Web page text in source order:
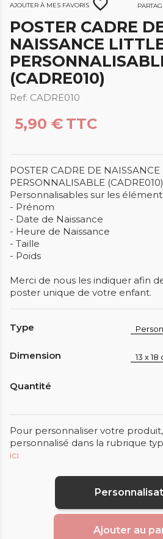
Ajouter à mes favoris favorite_border
POSTER CADRE
NAISSANCE
(CADRE010)
Ref. CADRE010
5,90 € TTC
POSTER CADRE DE NAISSANCE
PERSONNALISABLE (CADRE010)
Personnalisables sur les
- Prénom
- Date de Naissance
- Heure de Naissance
- Taille
- Poids
Merci de nous les indiquer afin
poster unique de votre enfant.
Type
Dimension
Quantité
Pour personnaliser votre
personnalisé dans la rubrique
ici
Ajouter au